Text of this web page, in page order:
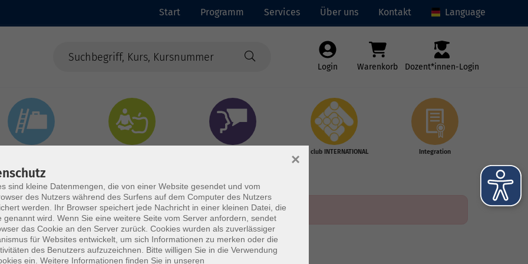
Start Programm Services Über uns Kontakt Language
Login Warenkorb Dozent*innen-Login
vhs club INTERNATIONAL Integration
sind kleine Datenmengen, die von einer Website gesendet und vom
des Nutzers während des Surfens auf dem Computer des Nutzers
werden. Ihr Browser speichert jede Nachricht in einer kleinen Datei, die
genannt wird. Wenn Sie eine weitere Seite vom Server anfordern, sendet
das Cookie an den Server zurück. Cookies wurden als zuverlässiger
für Websites entwickelt, um sich Informationen zu merken oder die
des Benutzers aufzuzeichnen. Bitte willigen Sie in die Verwendung
ein. Weitere Informationen finden Sie in unseren
×